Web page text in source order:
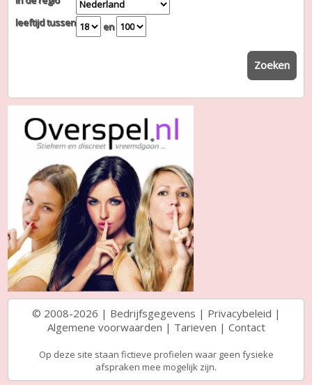
leeftijd tussen
en
Zoeken
© 2008-2026 | Bedrijfsgegevens | Privacybeleid |
Algemene voorwaarden | Tarieven | Contact
Op deze site staan fictieve profielen waar geen fysieke
afspraken mee mogelijk zijn.